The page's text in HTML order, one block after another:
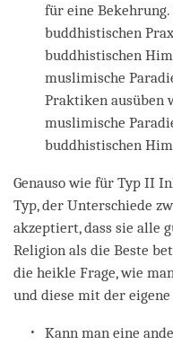
für eine Bekehrung.
buddhistischen
buddhistischen
muslimische
Praktiken ausüben
muslimische
buddhistischen
Genauso wie für Typ II
Typ, der Unterschiede
akzeptiert, dass sie alle
Religion als die Beste
die heikle Frage, wie
und diese mit der
Kann man eine